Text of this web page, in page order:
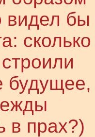
видел бы
сколько
будущее,
в прах?)